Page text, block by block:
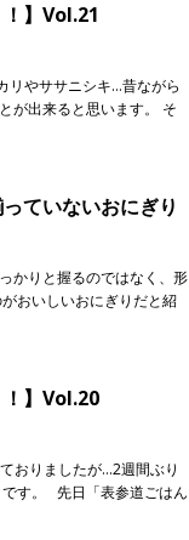
】Vol.21
リやササニシキ…昔ながら
が出来ると思います。 そ
ていないおにぎり
かりと握るのではなく、形
おいしいおにぎりだと紹
】Vol.20
おりましたが…2週間ぶり
す。 先日「表参道ごはん